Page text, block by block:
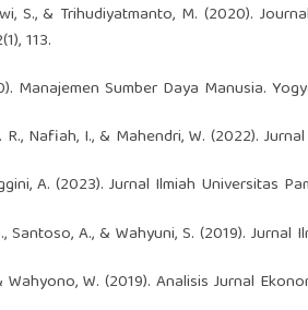
S., & Trihudiyatmanto, M. (2020).
113.
Manajemen Sumber Daya Manusia.
R., Nafiah, I., & Mahendri, W. (2022).
A. (2023). Jurnal Ilmiah Universitas
Santoso, A., & Wahyuni, S. (2019). Jurnal
Wahyono, W. (2019). Analisis Jurnal